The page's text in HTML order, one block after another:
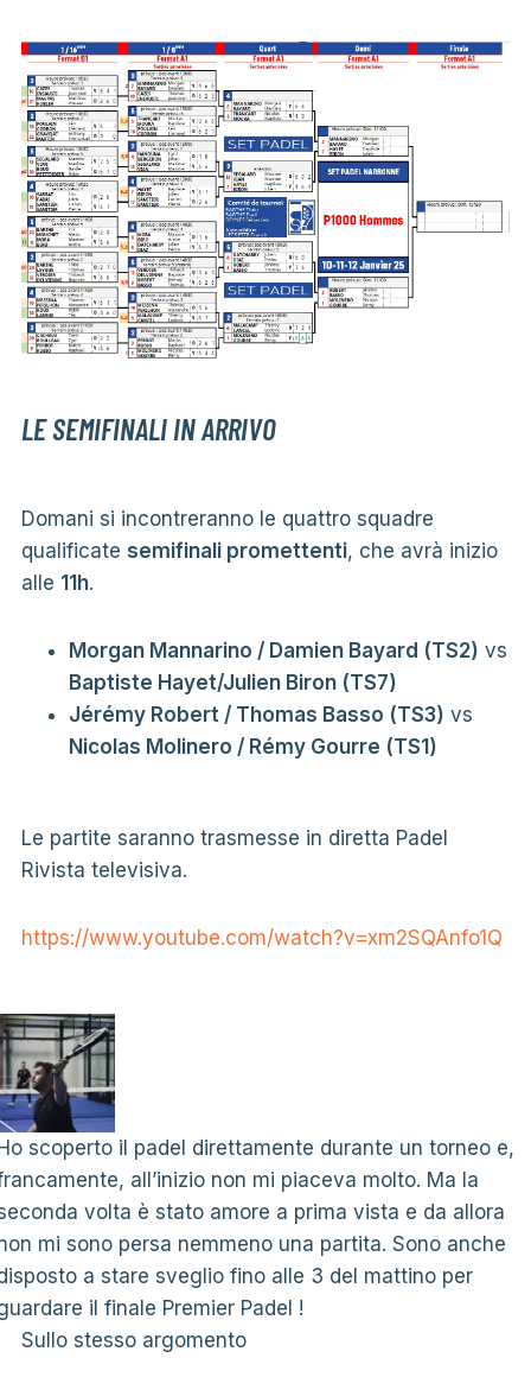
LE SEMIFINALI IN ARRIVO
Domani si incontreranno le quattro squadre
qualificate semifinali promettenti, che avrà inizio
alle 11h.
Morgan Mannarino / Damien Bayard (TS2) vs
Baptiste Hayet/Julien Biron (TS7)
Jérémy Robert / Thomas Basso (TS3) vs
Nicolas Molinero / Rémy Gourre (TS1)
Le partite saranno trasmesse in diretta Padel
Rivista televisiva.
https://www.youtube.com/watch?v=xm2SQAnfo1Q
scoperto il padel direttamente durante un torneo e,
all’inizio non mi piaceva molto. Ma la
volta è stato amore a prima vista e da allora
mi sono persa nemmeno una partita. Sono anche
a stare sveglio fino alle 3 del mattino per
il finale Premier Padel !
Sullo stesso argomento